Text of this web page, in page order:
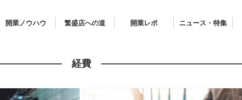
開業ノウハウ 繁盛店への道 開業レポ ニュース・特集
経費